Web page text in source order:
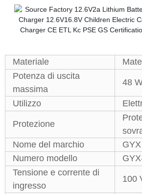
Materiale
Potenza di uscita
massima
48
Utilizzo
Protezione
Nome del marchio
Numero modello
Tensione e corrente di
ingresso
100